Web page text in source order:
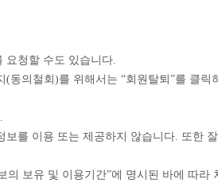
요청할 수도 있습니다.
동의철회)를 위해서는 “회원탈퇴”를 클
를 이용 또는 제공하지 않습니다. 또한
보유 및 이용기간”에 명시된 바에 따